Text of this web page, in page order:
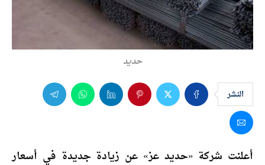
حديد
النشر
أعلنت شركة «حديد عز» عن زيادة جديدة في أسعار